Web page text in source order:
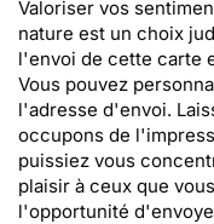
Valoriser vos
nature est un choix
l'envoi de cette carte
Vous pouvez
l'adresse d'envoi.
occupons de
puissiez vous
plaisir à ceux que
l'opportunité